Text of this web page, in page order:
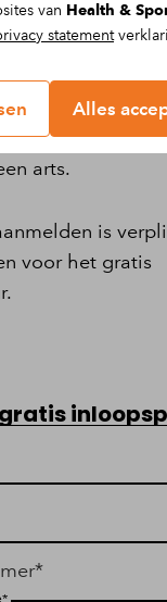
van Health &
statement
Alles
of heb
professional.
of
wij voor
arts.
is
voor het gratis